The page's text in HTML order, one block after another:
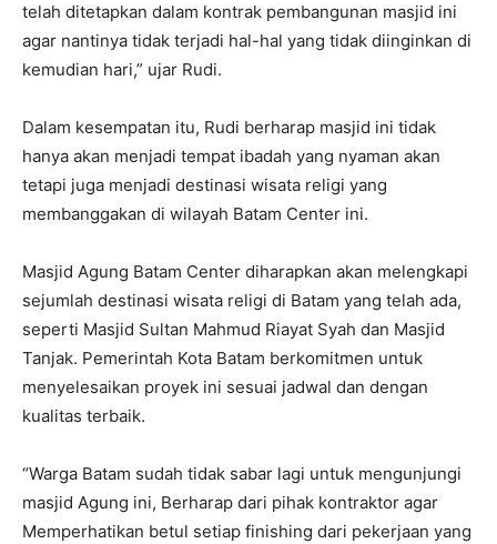
telah ditetapkan dalam kontrak pembangunan masjid ini
agar nantinya tidak terjadi hal-hal yang tidak diinginkan di
kemudian hari,” ujar Rudi.
Dalam kesempatan itu, Rudi berharap masjid ini tidak
hanya akan menjadi tempat ibadah yang nyaman akan
tetapi juga menjadi destinasi wisata religi yang
membanggakan di wilayah Batam Center ini.
Masjid Agung Batam Center diharapkan akan melengkapi
sejumlah destinasi wisata religi di Batam yang telah ada,
seperti Masjid Sultan Mahmud Riayat Syah dan Masjid
Tanjak. Pemerintah Kota Batam berkomitmen untuk
menyelesaikan proyek ini sesuai jadwal dan dengan
kualitas terbaik.
“Warga Batam sudah tidak sabar lagi untuk mengunjungi
masjid Agung ini, Berharap dari pihak kontraktor agar
Memperhatikan betul setiap finishing dari pekerjaan yang